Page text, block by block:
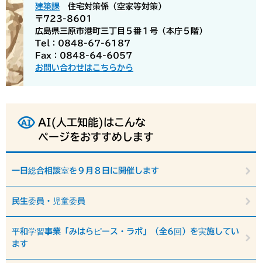
建築課
住宅対策係（空家等対策）
〒723-8601
広島県三原市港町三丁目５番１号（本庁５階）
Tel：0848-67-6187
Fax：0848-64-6057
お問い合わせはこちらから
AI(人工知能)はこんな
ページをおすすめします
一日総合相談室を９月８日に開催します
民生委員・児童委員
平和学習事業「みはらピース・ラボ」（全6回）を実施してい
ます